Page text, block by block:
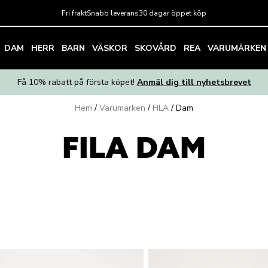
Fri fraktSnabb leverans30 dagar öppet köp
DAM HERR BARN VÄSKOR SKOVÅRD REA VARUMÄRKEN
Få 10% rabatt på första köpet! Anmäl dig till nyhetsbrevet
Hem / Varumärken / FILA / Dam
FILA DAM